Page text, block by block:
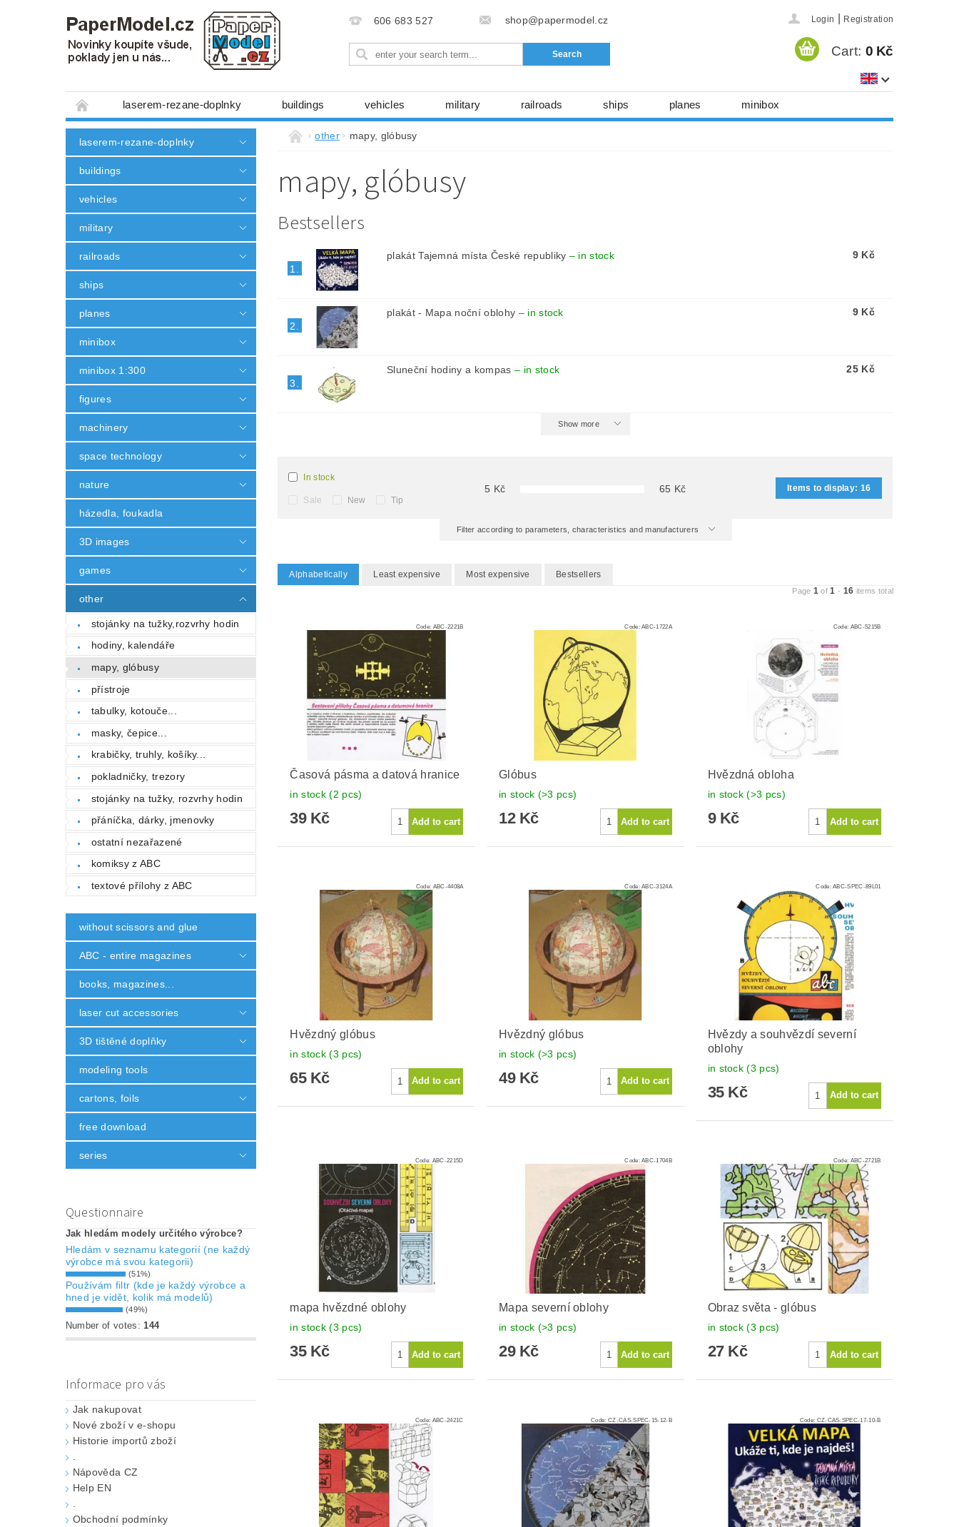
606 683 527 shop@papermodel.cz Login Registration
Cart: 0 Kč
laserem-rezane-doplnky buildings vehicles military railroads ships planes minibox
minibox 1:300 figures machinery space technology
other without scissors and glue
3D tištěné doplňky modeling tools cartons, foils free download
laserem-rezane-doplnky
buildings
vehicles
military
railroads
ships
planes
minibox
minibox 1:300
figures
machinery
space technology
nature
házedla, foukadla
3D images
games
other
stojánky na tužky,rozvrhy hodin
hodiny, kalendáře
mapy, glóbusy
přístroje
tabulky, kotouče...
masky, čepice...
krabičky, truhly, košíky...
pokladničky, trezory
stojánky na tužky, rozvrhy hodin
přáníčka, dárky, jmenovky
ostatní nezařazené
komiksy z ABC
textové přílohy z ABC
without scissors and glue
ABC - entire magazines
books, magazines...
laser cut accessories
3D tištěné doplňky
modeling tools
cartons, foils
free download
series
Questionnaire
Jak hledám modely určitého výrobce?
Hledám v seznamu kategorií (ne každý
výrobce má svou kategorii)
(51%)
Používám filtr (kde je každý výrobce a
hned je vidět, kolik má modelů)
(49%)
Number of votes: 144
Informace pro vás
Jak nakupovat
Nové zboží v e-shopu
Historie importů zboží
Nápověda CZ
Help EN
Obchodní podmínky
other mapy, glóbusy
mapy, glóbusy
Bestsellers
1.
plakát Tajemná místa České republiky – in stock 9 Kč
2.
plakát - Mapa noční oblohy – in stock 9 Kč
3.
Sluneční hodiny a kompas – in stock 25 Kč
Show more
In stock
Sale New Tip
5 Kč 65 Kč Items to display: 16
Filter according to parameters, characteristics and manufacturers
Alphabetically Least expensive Most expensive Bestsellers
Page 1 of1 - 16 items total
Code: ABC-2221B
Časová pásma a datová hranice
in stock(2 pcs)
39 Kč
Code:ABC-1722A
Glóbus
in stock (>3 pcs)
12 Kč
Code: ABC-5215B
Hvězdná obloha
in stock(>3 pcs)
9 Kč
Code: ABC-4408A
Hvězdný glóbus
in stock(3 pcs)
65 Kč
Code:ABC-3124A
Hvězdný glóbus
in stock (>3 pcs)
49 Kč
Code:ABC-SPEC-89L01
Hvězdy a souhvězdí severní
oblohy
in stock(3 pcs)
35 Kč
Code: ABC-2215D
mapa hvězdné oblohy
in stock(3 pcs)
35 Kč
Code:ABC-1704B
Mapa severní oblohy
in stock (>3 pcs)
29 Kč
Code: ABC-2721B
Obraz světa - glóbus
in stock(3 pcs)
27 Kč
Code: ABC-2421C Code: CZ-CAS-SPEC-15-12-B Code: CZ-CAS-SPEC-17-10-B